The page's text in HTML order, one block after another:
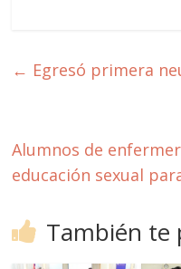
← Egresó primera
Alumnos de
educación sexual
También te